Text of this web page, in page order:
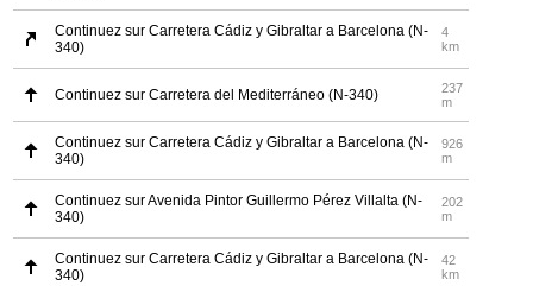
Continuez sur Carretera Cádiz y Gibraltar a Barcelona (N-
340)
4
km
Continuez sur Carretera del Mediterráneo (N-340)
237
m
Continuez sur Carretera Cádiz y Gibraltar a Barcelona (N-
340)
926
m
Continuez sur Avenida Pintor Guillermo Pérez Villalta (N-
340)
202
m
Continuez sur Carretera Cádiz y Gibraltar a Barcelona (N-
340)
42
km